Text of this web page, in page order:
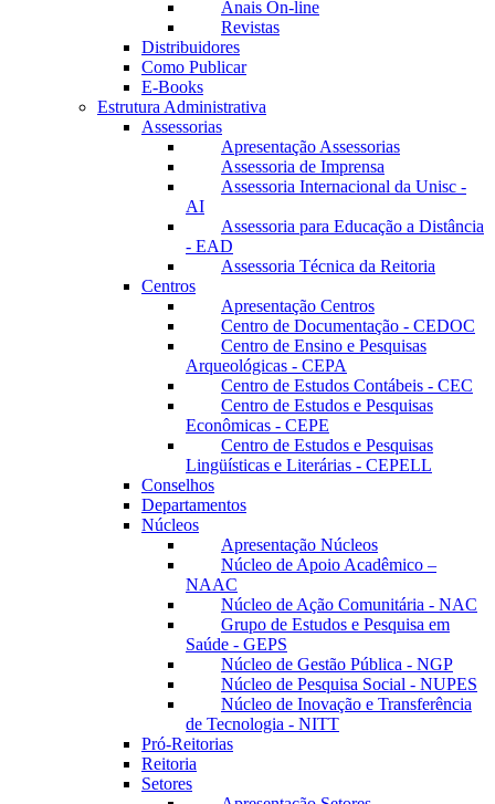
Anais On-line
Revistas
Distribuidores
Como Publicar
E-Books
Estrutura Administrativa
Assessorias
Apresentação Assessorias
Assessoria de Imprensa
Assessoria Internacional da Unisc -
AI
Assessoria para Educação a Distância
- EAD
Assessoria Técnica da Reitoria
Centros
Apresentação Centros
Centro de Documentação - CEDOC
Centro de Ensino e Pesquisas
Arqueológicas - CEPA
Centro de Estudos Contábeis - CEC
Centro de Estudos e Pesquisas
Econômicas - CEPE
Centro de Estudos e Pesquisas
Lingüísticas e Literárias - CEPELL
Conselhos
Departamentos
Núcleos
Apresentação Núcleos
Núcleo de Apoio Acadêmico –
NAAC
Núcleo de Ação Comunitária - NAC
Grupo de Estudos e Pesquisa em
Saúde - GEPS
Núcleo de Gestão Pública - NGP
Núcleo de Pesquisa Social - NUPES
Núcleo de Inovação e Transferência
de Tecnologia - NITT
Pró-Reitorias
Reitoria
Setores